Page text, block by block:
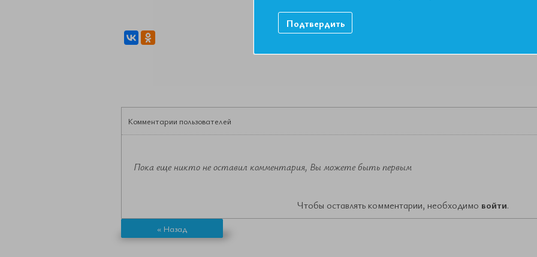
Комментарии пользователей
Пока еще никто не оставил комментария, Вы можете быть первым
Чтобы оставлять комментарии, необходимо войти.
« Назад
Подтвердить